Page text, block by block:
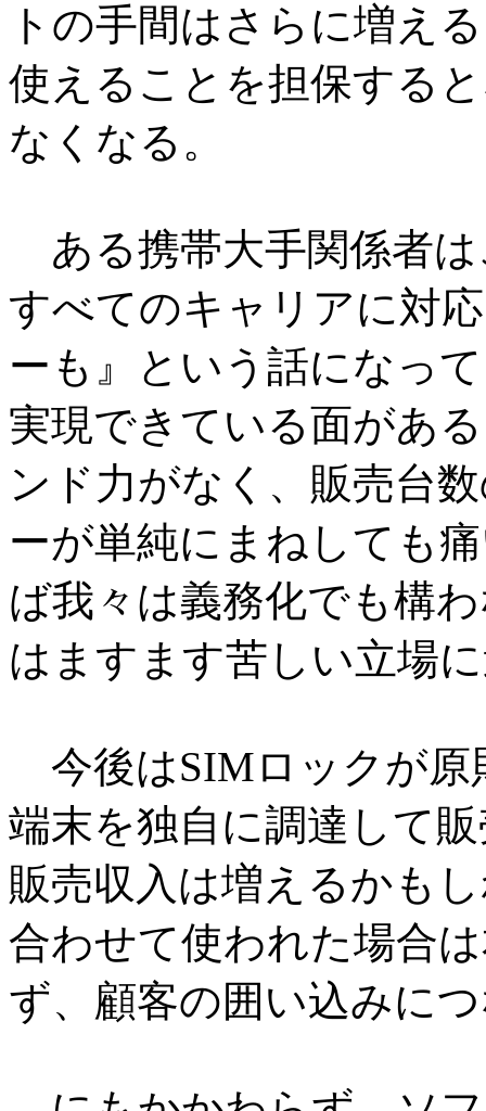
トの手間はさらに増え
使えることを担保する
なくなる。
ある携帯大手関係者は
すべてのキャリアに対
ーも』という話になっ
実現できている面があ
ンド力がなく、販売台
ーが単純にまねしても
ば我々は義務化でも構
はますます苦しい立場
今後はSIMロックが原
端末を独自に調達して
販売収入は増えるかも
合わせて使われた場合
ず、顧客の囲い込みに